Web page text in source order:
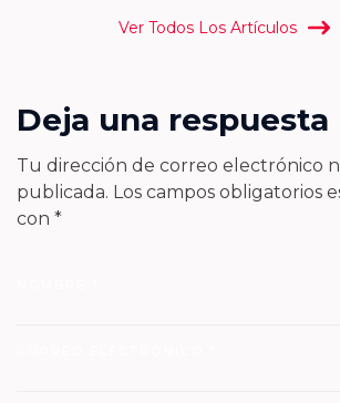
Ver Todos Los Artículos
Deja una respuesta
Tu dirección de correo electrónico
publicada. Los campos obligatorios
con *